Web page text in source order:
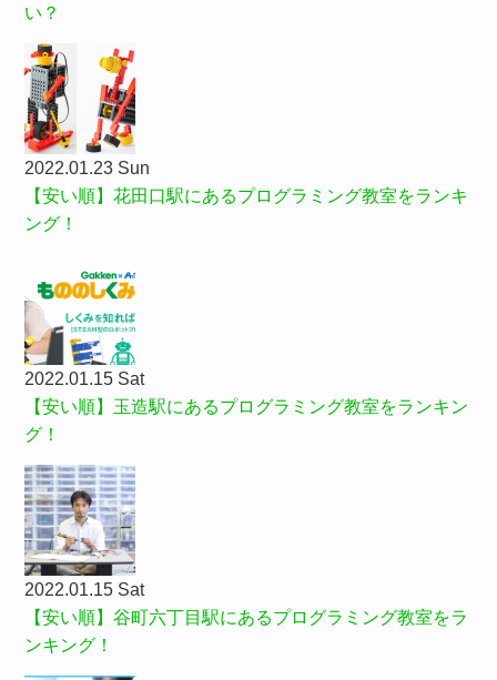
い？
2022.01.23 Sun
【安い順】花田口駅にあるプログラミング教室をランキ
ング！
2022.01.15 Sat
【安い順】玉造駅にあるプログラミング教室をランキン
グ！
2022.01.15 Sat
【安い順】谷町六丁目駅にあるプログラミング教室をラ
ンキング！